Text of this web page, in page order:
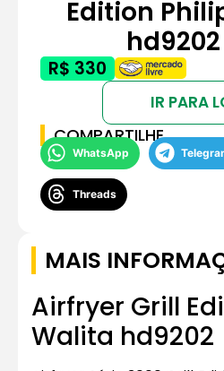
Edition
hd9202
R$ 330
IR PARA
COMPARTILHE
WhatsApp
Threads
MAIS
Airfryer Grill
Walita hd9202